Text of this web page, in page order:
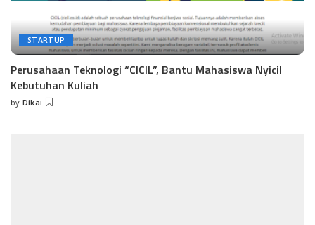
STARTUP
Perusahaan Teknologi “CICIL”, Bantu Mahasiswa Nyicil
Kebutuhan Kuliah
Posted
by Dika